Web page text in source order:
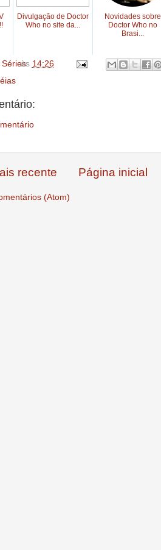
Divulgação de Doctor
Who no site da...
Novidades sobre
Doctor Who no
Brasi...
Sériesàs 14:26
recente Página inicial
(Atom)